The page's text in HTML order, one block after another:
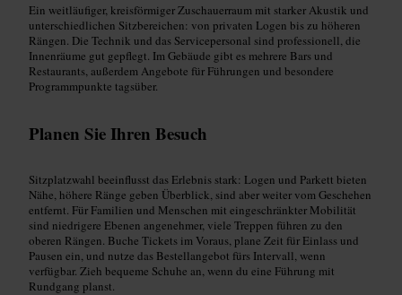
Ein weitläufiger, kreisförmiger Zuschauerraum mit starker Akustik und
unterschiedlichen Sitzbereichen: von privaten Logen bis zu höheren
Rängen. Die Technik und das Servicepersonal sind professionell, die
Innenräume gut gepflegt. Im Gebäude gibt es mehrere Bars und
Restaurants, außerdem Angebote für Führungen und besondere
Programmpunkte tagsüber.
Planen Sie Ihren Besuch
Sitzplatzwahl beeinflusst das Erlebnis stark: Logen und Parkett bieten
Nähe, höhere Ränge geben Überblick, sind aber weiter vom Geschehen
entfernt. Für Familien und Menschen mit eingeschränkter Mobilität
sind niedrigere Ebenen angenehmer, viele Treppen führen zu den
oberen Rängen. Buche Tickets im Voraus, plane Zeit für Einlass und
Pausen ein, und nutze das Bestellangebot fürs Intervall, wenn
verfügbar. Zieh bequeme Schuhe an, wenn du eine Führung mit
Rundgang planst.